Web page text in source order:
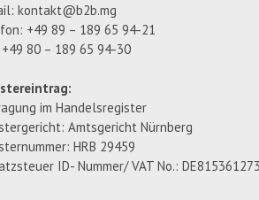
kontakt@b2b.mg
+49 89 – 189 65 94-21
80 – 189 65 94-30
im Handelsregister
Amtsgericht Nürnberg
HRB 29459
ID- Nummer/ VAT No.: